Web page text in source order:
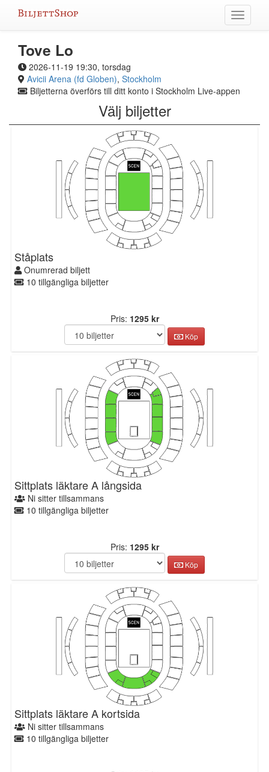
Växla
meny
Tove Lo
2026-11-19 19:30, torsdag
Avicii Arena (fd Globen), Stockholm
Biljetterna överförs till ditt konto i Stockholm Live-appen
Välj biljetter
Ståplats
Onumrerad biljett
10 tillgängliga biljetter
Pris: 1295 kr
Köp
Sittplats läktare A långsida
Ni sitter tillsammans
10 tillgängliga biljetter
Pris: 1295 kr
Köp
Sittplats läktare A kortsida
Ni sitter tillsammans
10 tillgängliga biljetter